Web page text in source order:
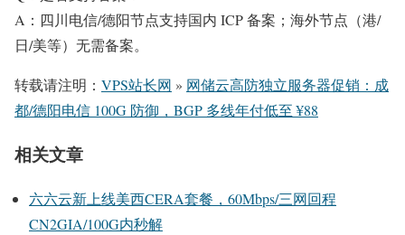
A：四川电信/德阳节点支持国内 ICP 备案；海外节点（港/
日/美等）无需备案。
转载请注明： VPS站长网 » 网储云高防独立服务器促销：成
都/德阳电信 100G 防御，BGP 多线年付低至 ¥88
相关文章
六六云新上线美西CERA套餐，60Mbps/三网回程
CN2GIA/100G内秒解